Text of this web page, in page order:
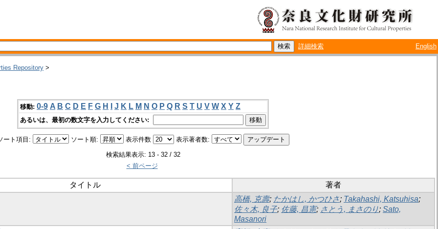
詳細検索 English
Repository >
移動: 0-9 A B C D E F G H J K L M N O P Q R S T U V W X Y Z
あるいは、最初の数文字を入力してください:
ート項目: ソート順: 表示件数 表示著者数:
検索結果表示: 13 - 32 / 32
< 前ページ
タイトル
著者
高橋, 克壽; たかはし, かつひさ; Takahashi, Katsuhisa;
佐々木, 良子; 佐藤, 昌憲; さとう, まさのり; Sato,
Masanori